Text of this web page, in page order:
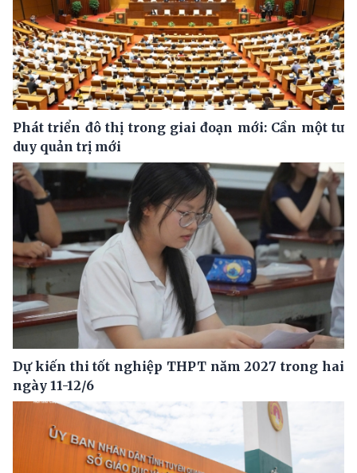
Phát triển đô thị trong giai đoạn mới: Cần một tư
duy quản trị mới
Dự kiến thi tốt nghiệp THPT năm 2027 trong hai
ngày 11-12/6